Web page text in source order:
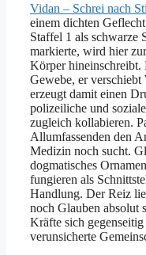
Vidan – Schrei nach
einem dichten
Staffel 1 als schwarze
markierte, wird hier
Körper hineinschreibt.
Gewebe, er
erzeugt damit einen
polizeiliche und
zugleich kollabieren.
Allumfassenden den
Medizin noch sucht.
dogmatisches
fungieren als
Handlung. Der Reiz
noch Glauben absolut
Kräfte sich
verunsicherte